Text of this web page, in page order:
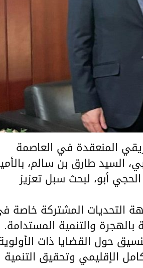
الأفريقي المنعقدة في العاصمة
السيد طارق بن سالم،
أبو، لبحث سبل تعزيز
التحديات المشتركة خاصة
بالهجرة والتنمية المستدامة.
حول القضايا ذات
الإقليمي وتحقيق التنمية